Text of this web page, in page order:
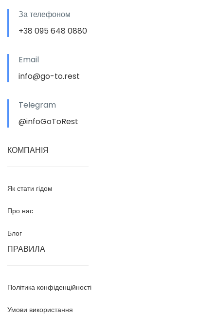
За телефоном
+38 095 648 0880
Email
info@go-to.rest
Telegram
@infoGoToRest
КОМПАНІЯ
Як стати гідом
Про нас
Блог
ПРАВИЛА
Політика конфіденційності
Умови використання